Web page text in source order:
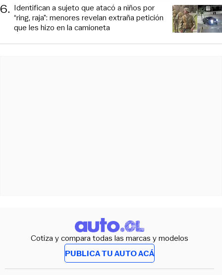
6. Identifican a sujeto que atacó a niños por
“ring, raja”: menores revelan extraña petición
que les hizo en la camioneta
Cotiza y compara todas las marcas y modelos
PUBLICA TU AUTO ACÁ